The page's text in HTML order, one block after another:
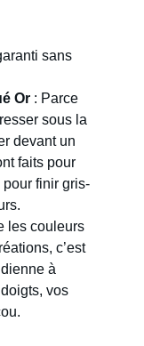
sans
Or : Parce
sous la
devant un
faits pour
finir gris-
les couleurs
c’est
à
vos